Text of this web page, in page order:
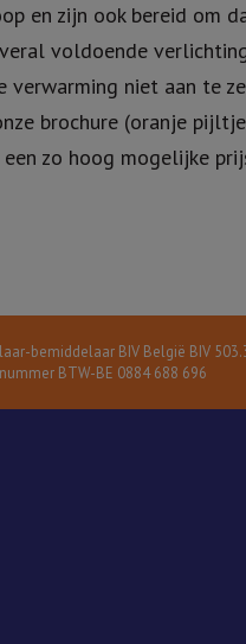
en zijn ook bereid om
voldoende
verwarming niet aan te
brochure (oranje
zo hoog mogelijke
bemiddelaar BIV België BIV
BTW-BE 0884 688 696